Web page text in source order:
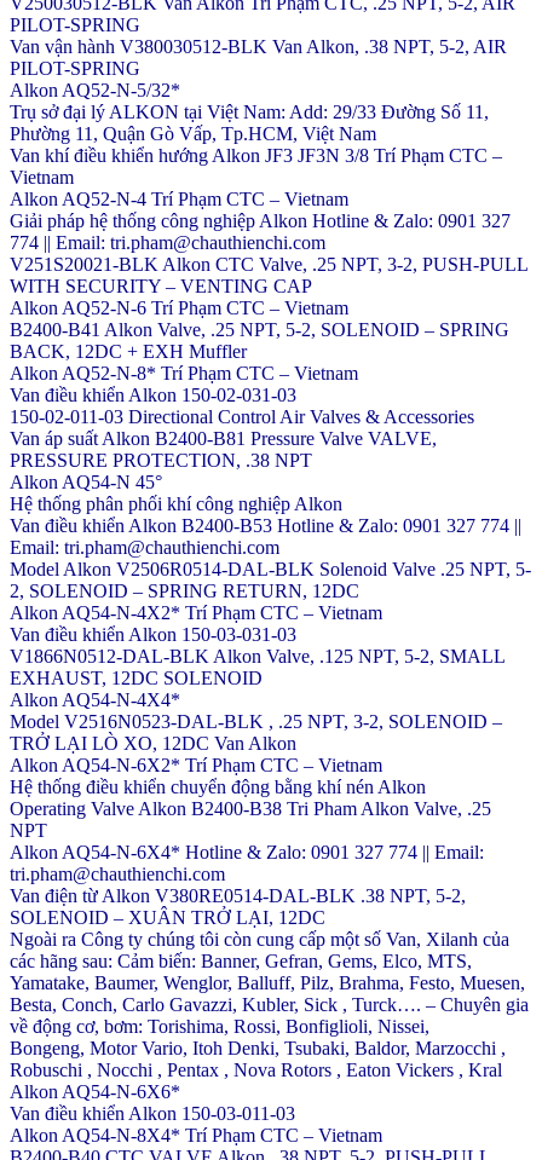
PILOT-SPRING
Van vận hành V380030512-BLK Van Alkon, .38 NPT, 5-2, AIR
PILOT-SPRING
Alkon AQ52-N-5/32*
Trụ sở đại lý ALKON tại Việt Nam: Add: 29/33 Đường Số 11,
Phường 11, Quận Gò Vấp, Tp.HCM, Việt Nam
Van khí điều khiển hướng Alkon JF3 JF3N 3/8 Trí Phạm CTC –
Vietnam
Alkon AQ52-N-4 Trí Phạm CTC – Vietnam
Giải pháp hệ thống công nghiệp Alkon Hotline & Zalo: 0901 327
774 || Email: tri.pham@chauthienchi.com
V251S20021-BLK Alkon CTC Valve, .25 NPT, 3-2, PUSH-PULL
WITH SECURITY – VENTING CAP
Alkon AQ52-N-6 Trí Phạm CTC – Vietnam
B2400-B41 Alkon Valve, .25 NPT, 5-2, SOLENOID – SPRING
BACK, 12DC + EXH Muffler
Alkon AQ52-N-8* Trí Phạm CTC – Vietnam
Van điều khiển Alkon 150-02-031-03
150-02-011-03 Directional Control Air Valves & Accessories
Van áp suất Alkon B2400-B81 Pressure Valve VALVE,
PRESSURE PROTECTION, .38 NPT
Alkon AQ54-N 45°
Hệ thống phân phối khí công nghiệp Alkon
Van điều khiển Alkon B2400-B53 Hotline & Zalo: 0901 327 774 ||
Email: tri.pham@chauthienchi.com
Model Alkon V2506R0514-DAL-BLK Solenoid Valve .25 NPT, 5-
2, SOLENOID – SPRING RETURN, 12DC
Alkon AQ54-N-4X2* Trí Phạm CTC – Vietnam
Van điều khiển Alkon 150-03-031-03
V1866N0512-DAL-BLK Alkon Valve, .125 NPT, 5-2, SMALL
EXHAUST, 12DC SOLENOID
Alkon AQ54-N-4X4*
Model V2516N0523-DAL-BLK , .25 NPT, 3-2, SOLENOID –
TRỞ LẠI LÒ XO, 12DC Van Alkon
Alkon AQ54-N-6X2* Trí Phạm CTC – Vietnam
Hệ thống điều khiển chuyển động bằng khí nén Alkon
Operating Valve Alkon B2400-B38 Tri Pham Alkon Valve, .25
NPT
Alkon AQ54-N-6X4* Hotline & Zalo: 0901 327 774 || Email:
tri.pham@chauthienchi.com
Van điện từ Alkon V380RE0514-DAL-BLK .38 NPT, 5-2,
SOLENOID – XUÂN TRỞ LẠI, 12DC
Ngoài ra Công ty chúng tôi còn cung cấp một số Van, Xilanh của
các hãng sau: Cảm biến: Banner, Gefran, Gems, Elco, MTS,
Yamatake, Baumer, Wenglor, Balluff, Pilz, Brahma, Festo, Muesen,
Besta, Conch, Carlo Gavazzi, Kubler, Sick , Turck…. – Chuyên gia
về động cơ, bơm: Torishima, Rossi, Bonfiglioli, Nissei,
Bongeng, Motor Vario, Itoh Denki, Tsubaki, Baldor, Marzocchi ,
Robuschi , Nocchi , Pentax , Nova Rotors , Eaton Vickers , Kral
Alkon AQ54-N-6X6*
Van điều khiển Alkon 150-03-011-03
Alkon AQ54-N-8X4* Trí Phạm CTC – Vietnam